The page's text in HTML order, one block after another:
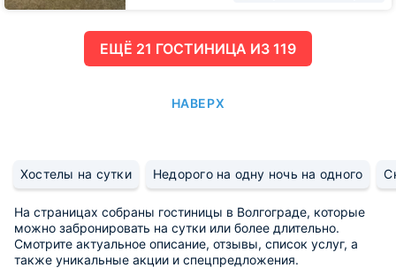
ЕЩË 21 ГОСТИНИЦА ИЗ 119
НАВЕРХ
Хостелы на сутки Недорого на одну ночь на одного
На страницах собраны гостиницы в Волгограде, которые
можно забронировать на сутки или более длительно.
Смотрите актуальное описание, отзывы, список услуг, а
также уникальные акции и спецпредложения.